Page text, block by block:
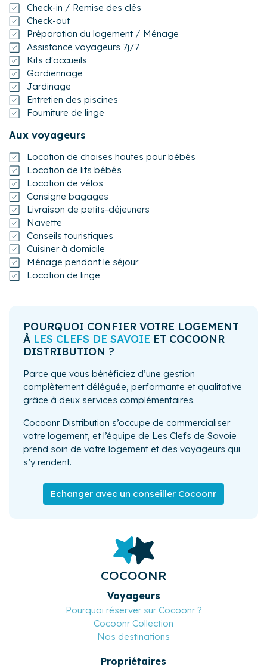
Check-in / Remise des clés
Check-out
Préparation du logement / Ménage
Assistance voyageurs 7j/7
Kits d'accueils
Gardiennage
Jardinage
Entretien des piscines
Fourniture de linge
Aux voyageurs
Location de chaises hautes pour bébés
Location de lits bébés
Location de vélos
Consigne bagages
Livraison de petits-déjeuners
Navette
Conseils touristiques
Cuisiner à domicile
Ménage pendant le séjour
Location de linge
POURQUOI CONFIER VOTRE LOGEMENT
À LES CLEFS DE SAVOIE ET COCOONR
DISTRIBUTION ?
Parce que vous bénéficiez d’une gestion
complètement déléguée, performante et qualitative
grâce à deux services complémentaires.
Cocoonr Distribution s’occupe de commercialiser
votre logement, et l’équipe de Les Clefs de Savoie
prend soin de votre logement et des voyageurs qui
s’y rendent.
Echanger avec un conseiller Cocoonr
COCOONR
Voyageurs
Pourquoi réserver sur Cocoonr ?
Cocoonr Collection
Nos destinations
Propriétaires